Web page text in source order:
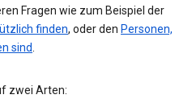
Fragen wie zum Beispiel der
finden, oder den Personen,
sind.
zwei Arten: